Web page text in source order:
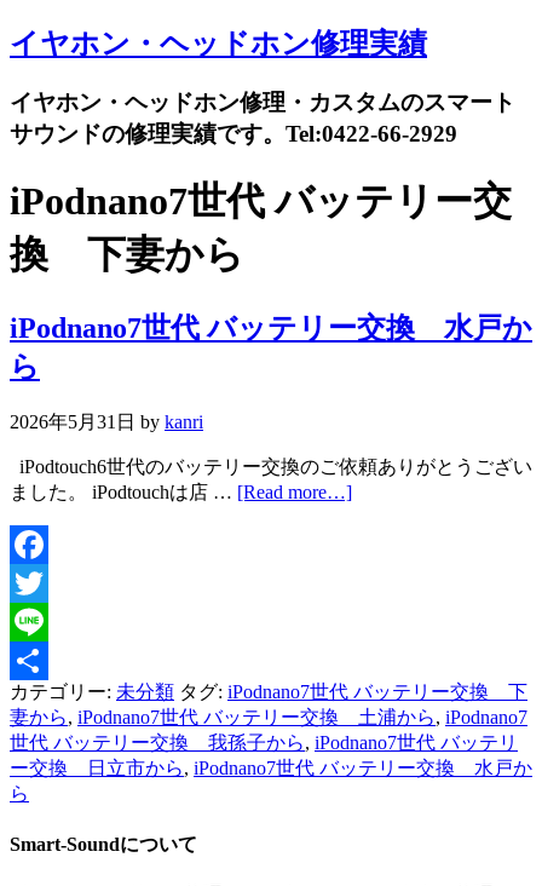
イヤホン・ヘッドホン修理実績
イヤホン・ヘッドホン修理・カスタムのスマート
サウンドの修理実績です。Tel:0422-66-2929
iPodnano7世代 バッテリー交
換 下妻から
iPodnano7世代 バッテリー交換 水戸か
ら
2026年5月31日 by kanri
iPodtouch6世代のバッテリー交換のご依頼ありがとうござい
ました。 iPodtouchは店 … [Read more…]
Facebook
Twitter
Line
共
有
カテゴリー: 未分類 タグ: iPodnano7世代 バッテリー交換 下
妻から, iPodnano7世代 バッテリー交換 土浦から, iPodnano7
世代 バッテリー交換 我孫子から, iPodnano7世代 バッテリ
ー交換 日立市から, iPodnano7世代 バッテリー交換 水戸か
ら
Smart-Soundについて